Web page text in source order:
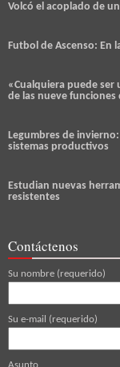
Volcó el acoplado de
Futbol de Ascenso: En
«Cualquiera puede ser
de las nueve funciones
Legumbres de
sistemas productivos
Estudian nuevas
resistentes
Contáctenos
Su nombre (requerido)
Su e-mail (requerido)